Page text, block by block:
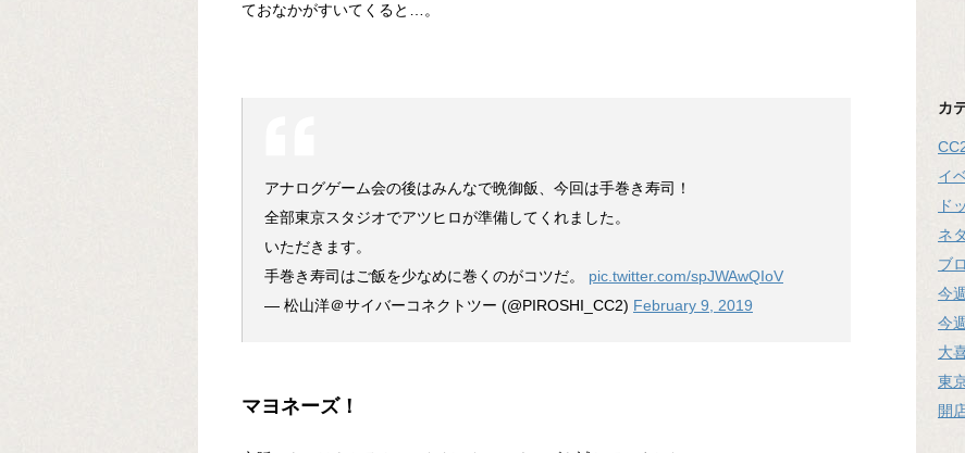
ておなかがすいてくると…。
アナログゲーム会の後はみんなで晩御飯、今回は手巻き寿司！
全部東京スタジオでアツヒロが準備してくれました。
いただきます。
手巻き寿司はご飯を少なめに巻くのがコツだ。 pic.twitter.com/spJWAwQIoV
— 松山洋＠サイバーコネクトツー (@PIROSHI_CC2) February 9, 2019
マヨネーズ！
カ
イ
ド
ネタ
ブ
今
今
大
東
開